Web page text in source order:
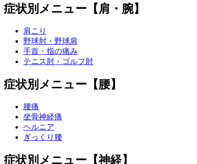
症状別メニュー【肩・腕】
肩こり
野球肘・野球肩
手首・指の痛み
テニス肘・ゴルフ肘
症状別メニュー【腰】
腰痛
坐骨神経痛
ヘルニア
ぎっくり腰
症状別メニュー【神経】